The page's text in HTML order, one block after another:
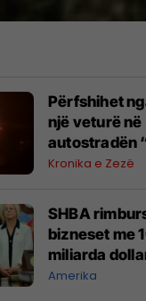
Përfshihet
një veturë në
autostradën
Rugova”
Kronika e Zezë
SHBA
bizneset me
miliarda
anulimit të
Amerika